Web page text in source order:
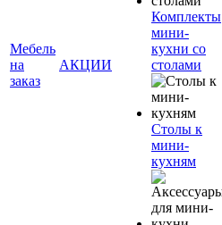
Мебель
на
заказ
АКЦИИ
Комплекты
мини-
кухни со
столами
Столы к
мини-
кухням